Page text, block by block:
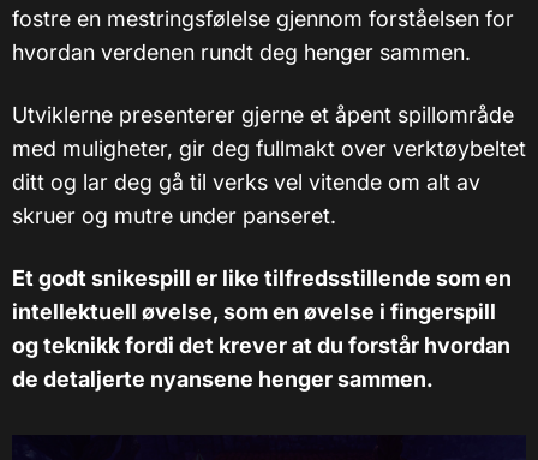
fostre en mestringsfølelse gjennom forståelsen for
hvordan verdenen rundt deg henger sammen.
Utviklerne presenterer gjerne et åpent spillområde
med muligheter, gir deg fullmakt over verktøybeltet
ditt og lar deg gå til verks vel vitende om alt av
skruer og mutre under panseret.
Et godt snikespill er like tilfredsstillende som en
intellektuell øvelse, som en øvelse i fingerspill
og teknikk fordi det krever at du forstår hvordan
de detaljerte nyansene henger sammen.